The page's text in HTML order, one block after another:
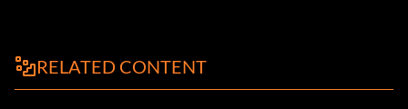
RELATED CONTENT